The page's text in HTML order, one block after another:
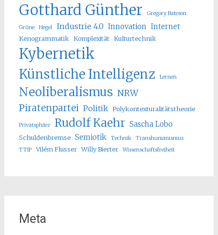
Gotthard Günther Gregory Bateson
Grüne Hegel Industrie 4.0 Innovation Internet
Kenogrammatik Komplexität Kulturtechnik
Kybernetik
Künstliche Intelligenz Lernen
Neoliberalismus NRW
Piratenpartei Politik Polykontexturalitätstheorie
Privatsphäre Rudolf Kaehr Sascha Lobo
Schuldenbremse Semiotik Technik
Transhumanismus
TTIP
Vilém Flusser Willy Bierter Wissenschaftsfreiheit
Meta